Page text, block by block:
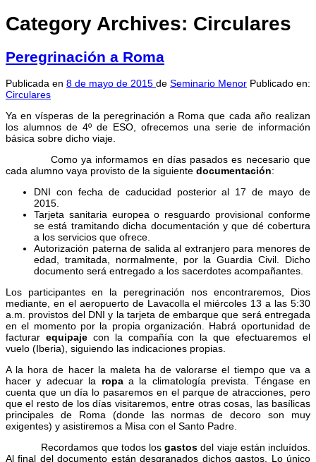
Category Archives: Circulares
Peregrinación a Roma
Publicada en 8 de mayo de 2015 de Seminario Menor Publicado en:
Circulares
Ya en vísperas de la peregrinación a Roma que cada año realizan
los alumnos de 4º de ESO, ofrecemos una serie de información
básica sobre dicho viaje.
Como ya informamos en días pasados es necesario que
cada alumno vaya provisto de la siguiente documentación:
DNI con fecha de caducidad posterior al 17 de mayo de
2015.
Tarjeta sanitaria europea o resguardo provisional conforme
se está tramitando dicha documentación y que dé cobertura
a los servicios que ofrece.
Autorización paterna de salida al extranjero para menores de
edad, tramitada, normalmente, por la Guardia Civil. Dicho
documento será entregado a los sacerdotes acompañantes.
Los participantes en la peregrinación nos encontraremos, Dios
mediante, en el aeropuerto de Lavacolla el miércoles 13 a las 5:30
a.m. provistos del DNI y la tarjeta de embarque que será entregada
en el momento por la propia organización. Habrá oportunidad de
facturar equipajecon la compañía con la que efectuaremos el
vuelo (Iberia), siguiendo las indicaciones propias.
A la hora de hacer la maleta ha de valorarse el tiempo que va a
hacer y adecuar la ropaa la climatología prevista. Téngase en
cuenta que un día lo pasaremos en el parque de atracciones, pero
que el resto de los días visitaremos, entre otras cosas, las basílicas
principales de Roma (donde las normas de decoro son muy
exigentes) y asistiremos a Misa con el Santo Padre.
Recordamos que todos losgastos del viaje están incluídos.
Al final del documento están desgranados dichos gastos. Lo único